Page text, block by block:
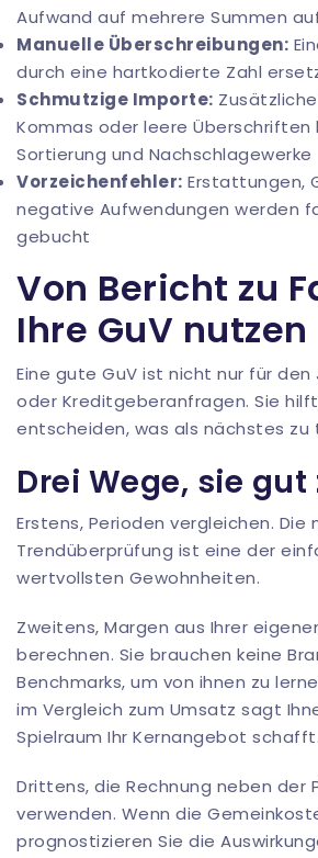
Aufwand auf mehrere Summen
Manuelle Überschreibungen:
durch eine hartkodierte Zahl
Schmutzige Importe:
Kommas oder leere Überschriften
Sortierung und Nachschlagewerke
Vorzeichenfehler: Erstattungen,
negative Aufwendungen werden
gebucht
Von Bericht zu
Ihre GuV nutzen
Eine gute GuV ist nicht nur für den
oder Kreditgeberanfragen. Sie
entscheiden, was als nächstes zu
Drei Wege, sie
Erstens, Perioden vergleichen. Die
Trendüberprüfung ist eine der
wertvollsten Gewohnheiten.
Zweitens, Margen aus Ihrer
berechnen. Sie brauchen keine
Benchmarks, um von ihnen zu
im Vergleich zum Umsatz sagt
Spielraum Ihr Kernangebot schafft.
Drittens, die Rechnung neben der
verwenden. Wenn die
prognostizieren Sie die